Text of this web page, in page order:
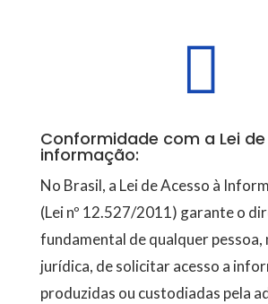

Conformidade com a Lei
informação:
No Brasil, a Lei de Acesso à
(Lei nº 12.527/2011) garante o
fundamental de qualquer pessoa,
jurídica, de solicitar acesso a
produzidas ou custodiadas pela